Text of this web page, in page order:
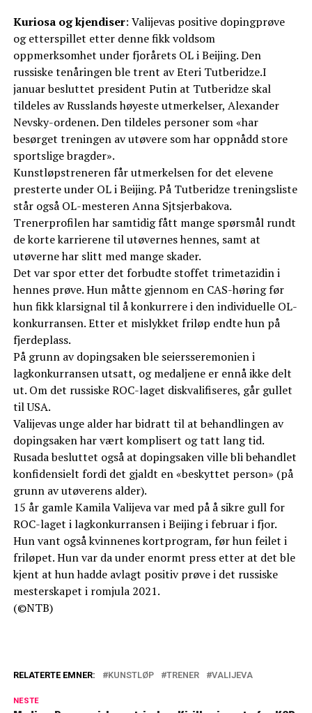
Kuriosa og kjendiser: Valijevas positive dopingprøve
og etterspillet etter denne fikk voldsom
oppmerksomhet under fjorårets OL i Beijing. Den
russiske tenåringen ble trent av Eteri Tutberidze.I
januar besluttet president Putin at Tutberidze skal
tildeles av Russlands høyeste utmerkelser, Alexander
Nevsky-ordenen. Den tildeles personer som «har
besørget treningen av utøvere som har oppnådd store
sportslige bragder».
Kunstløpstreneren får utmerkelsen for det elevene
presterte under OL i Beijing. På Tutberidze treningsliste
står også OL-mesteren Anna Sjtsjerbakova.
Trenerprofilen har samtidig fått mange spørsmål rundt
de korte karrierene til utøvernes hennes, samt at
utøverne har slitt med mange skader.
Det var spor etter det forbudte stoffet trimetazidin i
hennes prøve. Hun måtte gjennom en CAS-høring før
hun fikk klarsignal til å konkurrere i den individuelle OL-
konkurransen. Etter et mislykket friløp endte hun på
fjerdeplass.
På grunn av dopingsaken ble seiersseremonien i
lagkonkurransen utsatt, og medaljene er ennå ikke delt
ut. Om det russiske ROC-laget diskvalifiseres, går gullet
til USA.
Valijevas unge alder har bidratt til at behandlingen av
dopingsaken har vært komplisert og tatt lang tid.
Rusada besluttet også at dopingsaken ville bli behandlet
konfidensielt fordi det gjaldt en «beskyttet person» (på
grunn av utøverens alder).
15 år gamle Kamila Valijeva var med på å sikre gull for
ROC-laget i lagkonkurransen i Beijing i februar i fjor.
Hun vant også kvinnenes kortprogram, før hun feilet i
friløpet. Hun var da under enormt press etter at det ble
kjent at hun hadde avlagt positiv prøve i det russiske
mesterskapet i romjula 2021.
(©NTB)
RELATERTE EMNER: KUNSTLØP TRENER VALIJEVA
NESTE